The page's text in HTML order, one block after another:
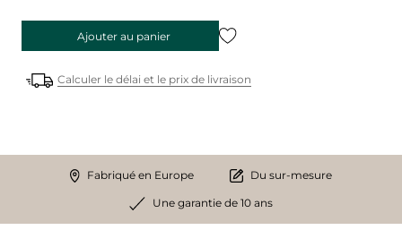
Ajouter au panier
Calculer le délai et le prix de livraison
Fabriqué en Europe Du sur-mesure
Une garantie de 10 ans